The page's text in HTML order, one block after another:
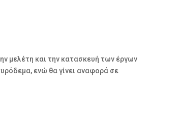
μελέτη και την κατασκευή των έργων
ενώ θα γίνει αναφορά σε